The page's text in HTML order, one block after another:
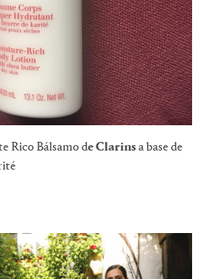
Rico Bálsamo de Clarinsa base de